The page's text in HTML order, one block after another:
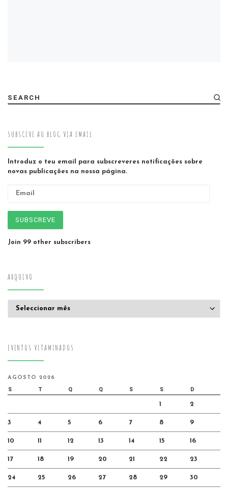
SEARCH
SUBSCEVE AO BLOG VIA EMAIL
Introduz o teu email para subscreveres notificações sobre
novas publicações na nossa página.
SUBSCREVE
Join 99 other subscribers
ARQUIVO
EVENTOS VITAMINADOS
AGOSTO 2026
S T Q Q S S D
1 2
3 4 5 6 7 8 9
10 11 12 13 14 15 16
17 18 19 20 21 22 23
24 25 26 27 28 29 30